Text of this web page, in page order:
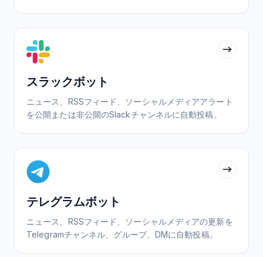
スラックボット
ニュース、RSSフィード、ソーシャルメディアアラート
を公開または非公開のSlackチャンネルに自動投稿。
テレグラムボット
ニュース、RSSフィード、ソーシャルメディアの更新を
Telegramチャンネル、グループ、DMに自動投稿。